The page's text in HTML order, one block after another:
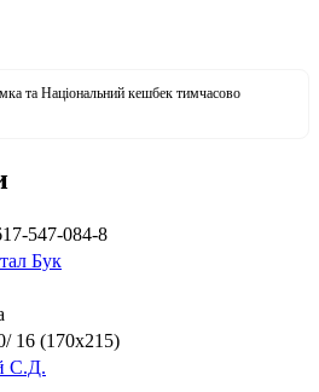
та Національний кешбек тимчасово
547-084-8
Бук
16 (170х215)
С.Д.